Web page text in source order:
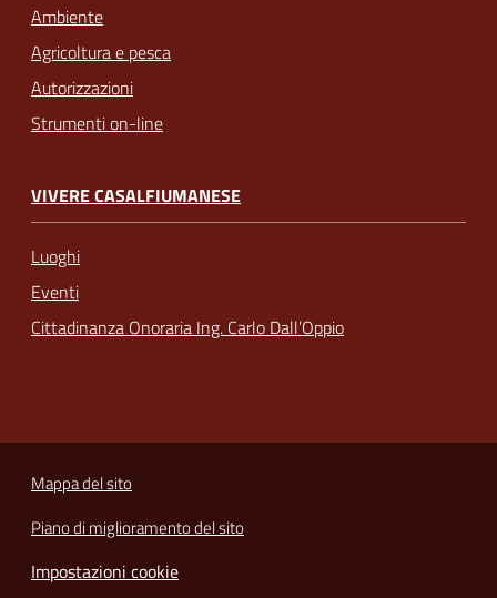
Ambiente
Agricoltura e pesca
Autorizzazioni
Strumenti on-line
VIVERE CASALFIUMANESE
Luoghi
Eventi
Cittadinanza Onoraria Ing. Carlo Dall’Oppio
Mappa del sito
Piano di miglioramento del sito
Impostazioni cookie